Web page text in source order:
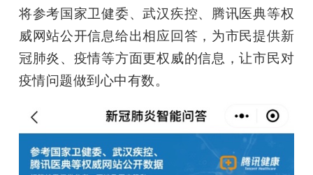
将参考国家卫健委、武汉疾控、腾讯医典等权
威网站公开信息给出相应回答，为市民提供新
冠肺炎、疫情等方面更权威的信息，让市民对
疫情问题做到心中有数。